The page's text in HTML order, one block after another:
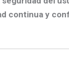
continua y